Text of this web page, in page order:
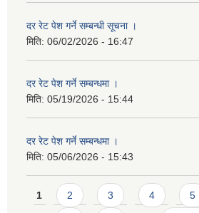
दर रेट पेश गर्ने सम्बन्धी सूचना ।
मिति: 06/02/2026 - 16:47
दर रेट पेश गर्ने सम्बन्धमा ।
मिति: 05/19/2026 - 15:44
दर रेट पेश गर्ने सम्बन्धमा ।
मिति: 05/06/2026 - 15:43
Pages
1 2 3 4 5